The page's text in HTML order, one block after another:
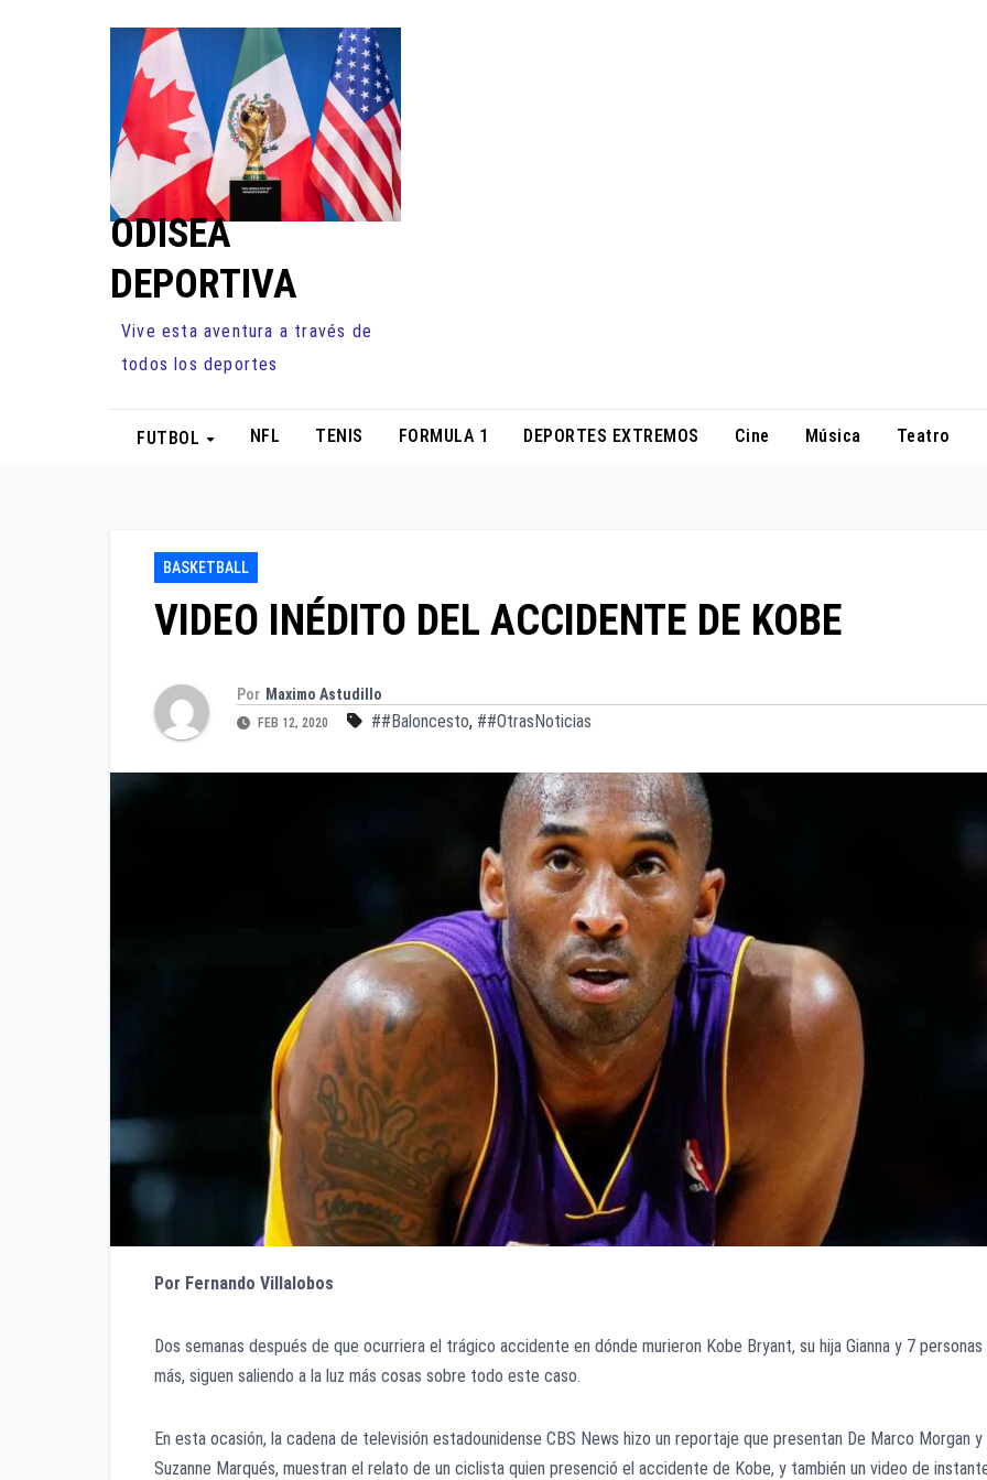
ODISEA
DEPORTIVA
Vive esta aventura a través de
todos los deportes
FUTBOL NFL TENIS FORMULA 1 DEPORTES EXTREMOS Cine Música Teatro
BASKETBALL
VIDEO INÉDITO DEL ACCIDENTE DE KOBE
Por Maximo Astudillo
FEB 12, 2020 ##Baloncesto, ##OtrasNoticias
Por Fernando Villalobos
Dos semanas después de que ocurriera el trágico accidente en dónde murieron Kobe Bryant, su hija Gianna y 7 personas
más, siguen saliendo a la luz más cosas sobre todo este caso.
En esta ocasión, la cadena de televisión estadounidense CBS News hizo un reportaje que presentan De Marco Morgan y
Suzanne Marqués, muestran el relato de un ciclista quien presenció el accidente de Kobe, y también un video de